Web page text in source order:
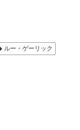
ルー・ゲーリック